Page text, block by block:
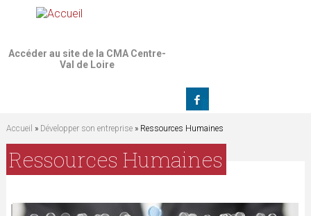
Accéder au site de la CMA Centre-
Val de Loire
V
o
Accueil » Développer son entreprise» Ressources Humaines
Ressources Humaines